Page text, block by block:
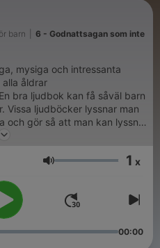
barn
6 - Godnattsagan som inte
mysiga och intressanta
åldrar
bra ljudbok kan få såväl barn
Vissa ljudböcker lyssnar man
och gör så att man kan lyssna
Det är alltid bra att ha några
till barnen. Vi tipsar förstås
sova. Vi hoppas att du ska ha
2vlEFpAvYn5pUwaRFXDoq0?
ระดับเสียง 1 x
00:00